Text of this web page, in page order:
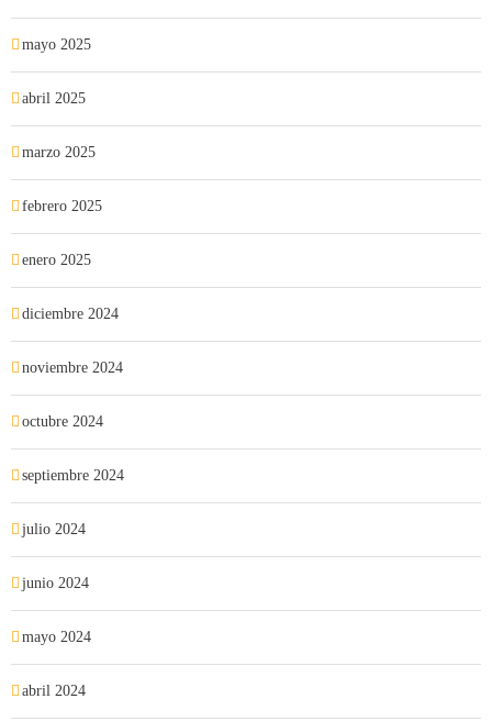
mayo 2025
abril 2025
marzo 2025
febrero 2025
enero 2025
diciembre 2024
noviembre 2024
octubre 2024
septiembre 2024
julio 2024
junio 2024
mayo 2024
abril 2024